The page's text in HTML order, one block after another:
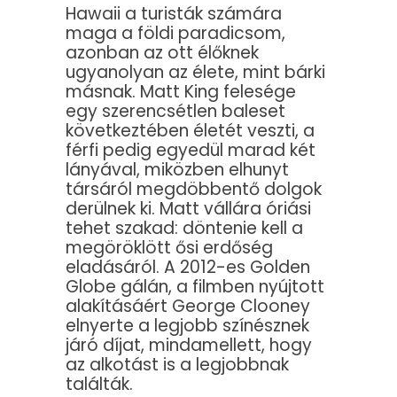
Hawaii a turisták számára
maga a földi paradicsom,
azonban az ott élőknek
ugyanolyan az élete, mint bárki
másnak. Matt King felesége
egy szerencsétlen baleset
következtében életét veszti, a
férfi pedig egyedül marad két
lányával, miközben elhunyt
társáról megdöbbentő dolgok
derülnek ki. Matt vállára óriási
tehet szakad: döntenie kell a
megöröklött ősi erdőség
eladásáról. A 2012-es Golden
Globe gálán, a filmben nyújtott
alakításáért George Clooney
elnyerte a legjobb színésznek
járó díjat, mindamellett, hogy
az alkotást is a legjobbnak
találták.